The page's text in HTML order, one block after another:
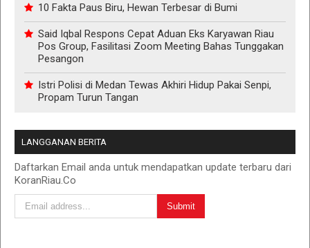
10 Fakta Paus Biru, Hewan Terbesar di Bumi
Said Iqbal Respons Cepat Aduan Eks Karyawan Riau
Pos Group, Fasilitasi Zoom Meeting Bahas Tunggakan
Pesangon
Istri Polisi di Medan Tewas Akhiri Hidup Pakai Senpi,
Propam Turun Tangan
LANGGANAN BERITA
Daftarkan Email anda untuk mendapatkan update terbaru dari
KoranRiau.Co